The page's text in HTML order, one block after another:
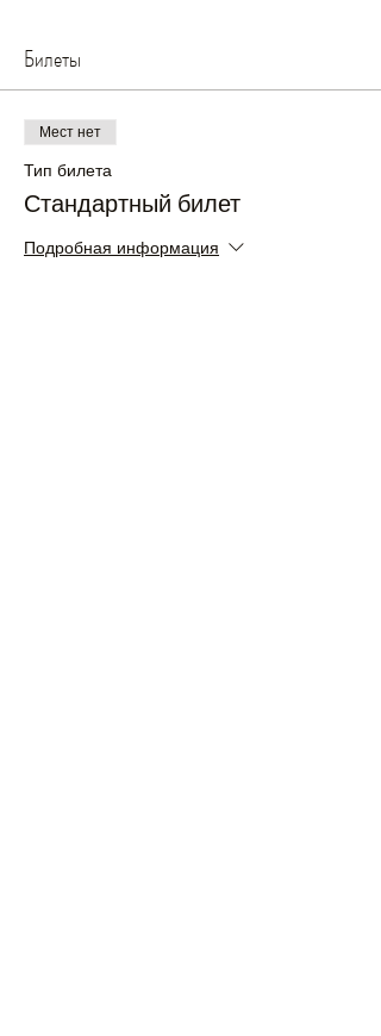
Билеты
Мест нет
Тип билета
Стандартный билет
Подробная информация